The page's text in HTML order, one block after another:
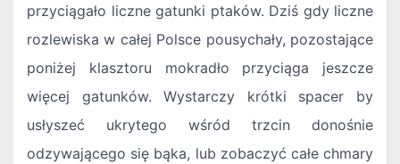
przyciągało liczne gatunki ptaków. Dziś gdy liczne
rozlewiska w całej Polsce pousychały, pozostające
poniżej klasztoru mokradło przyciąga jeszcze
więcej gatunków. Wystarczy krótki spacer by
usłyszeć ukrytego wśród trzcin donośnie
odzywającego się bąka, lub zobaczyć całe chmary